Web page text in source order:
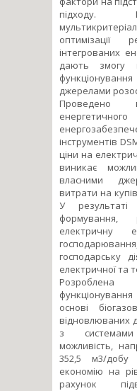
підходу.
оптимізації
інтегрованих
дають змогу
джерелами
Проведено
інструментів
ціни на
виникає
власними
витрати на
У результаті
електричну
господарську
електричної та
основі
відновлюваних
з
можливість,
352,5 м3/добу
економію на
рахунок